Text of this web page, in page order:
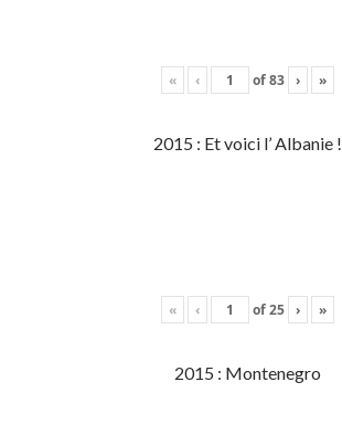
« ‹ of83 › »
2015 : Et voici l’ Albanie !
« ‹ of25 › »
2015 : Montenegro